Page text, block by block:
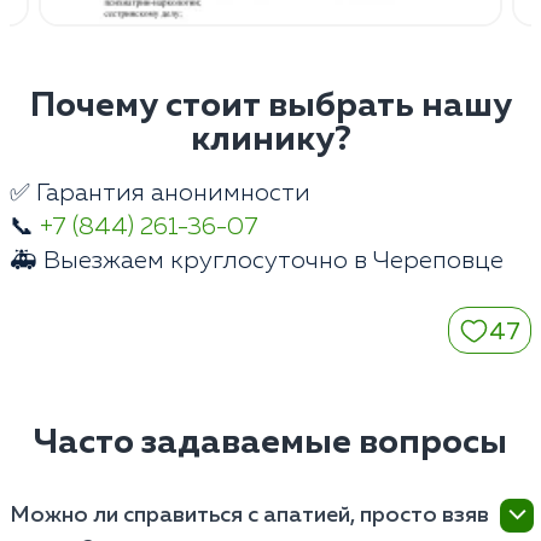
Почему стоит выбрать нашу
клинику?
✅ Гарантия анонимности
📞 +7 (844) 261-36-07
🚑 Выезжаем круглосуточно в Череповце
47
Часто задаваемые вопросы
Можно ли справиться с апатией, просто взяв